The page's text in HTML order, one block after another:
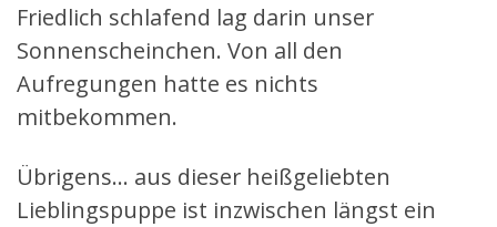
Friedlich schlafend lag darin unser
Sonnenscheinchen. Von all den
Aufregungen hatte es nichts
mitbekommen.
Übrigens… aus dieser heißgeliebten
Lieblingspuppe ist inzwischen längst ein